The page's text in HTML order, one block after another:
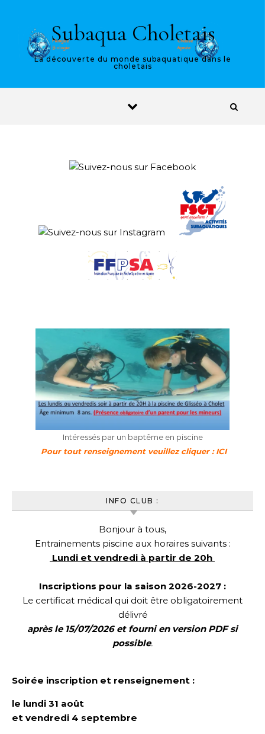
Subaqua Choletais
La découverte du monde subaquatique dans le
choletais
Intéressés par un baptême en piscine
Pour tout renseignement veuillez cliquer : ICI
INFO CLUB :
Bonjour à tous,
Entrainements piscine aux horaires suivants :
Lundi et vendredi à partir de 20h
Inscriptions pour la saison 2026-2027 :
Le certificat médical qui doit être obligatoirement
délivré
après le 15/07/2026 et fourni en version PDF si
possible.
Soirée inscription et renseignement :
le lundi 31 août
et vendredi 4 septembre